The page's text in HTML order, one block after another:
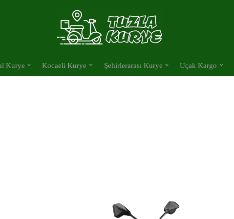
Kurye Kocaeli Kurye Şehirlerarası Kurye Uçak Kargo